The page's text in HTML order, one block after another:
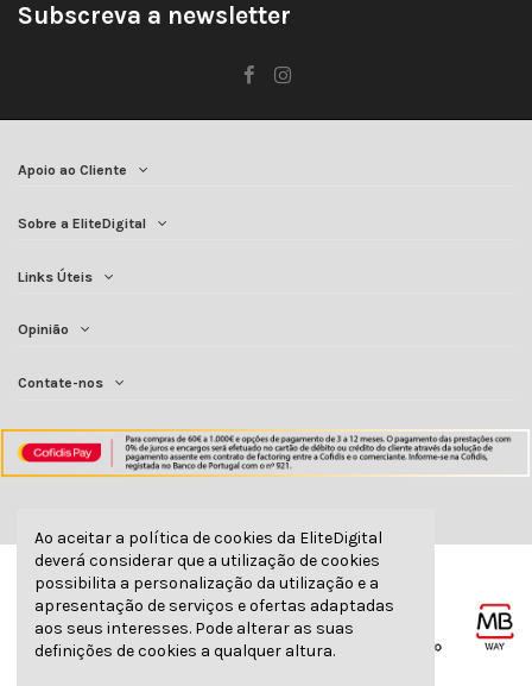
Subscreva a newsletter
Apoio ao Cliente
Sobre a EliteDigital
Links Úteis
Opinião
Contate-nos
Ao aceitar a política de cookies da EliteDigital
deverá considerar que a utilização de cookies
possibilita a personalização da utilização e a
apresentação de serviços e ofertas adaptadas
aos seus interesses. Pode alterar as suas
definições de cookies a qualquer altura.